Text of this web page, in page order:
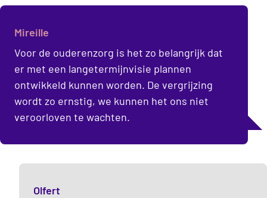
Mireille
Voor de ouderenzorg is het zo belangrijk dat
er met een langetermijnvisie plannen
ontwikkeld kunnen worden. De vergrijzing
wordt zo ernstig, we kunnen het ons niet
veroorloven te wachten.
Olfert